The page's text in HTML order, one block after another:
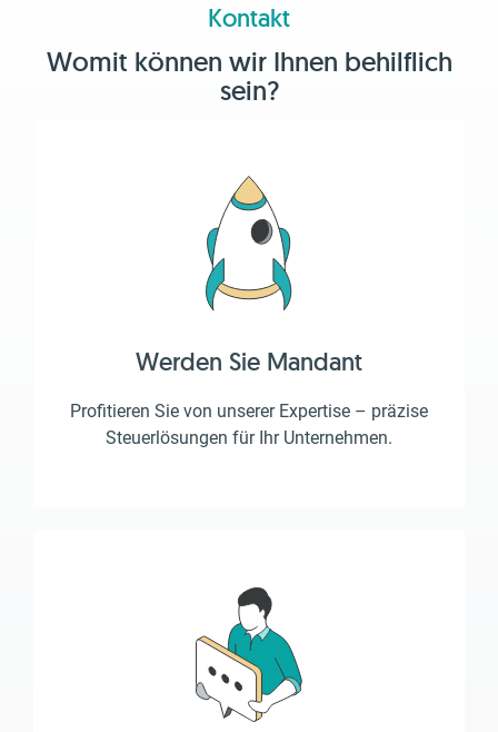
Kontakt
Womit können wir Ihnen behilflich
sein?
Werden Sie Mandant
Profitieren Sie von unserer Expertise – präzise
Steuerlösungen für Ihr Unternehmen.